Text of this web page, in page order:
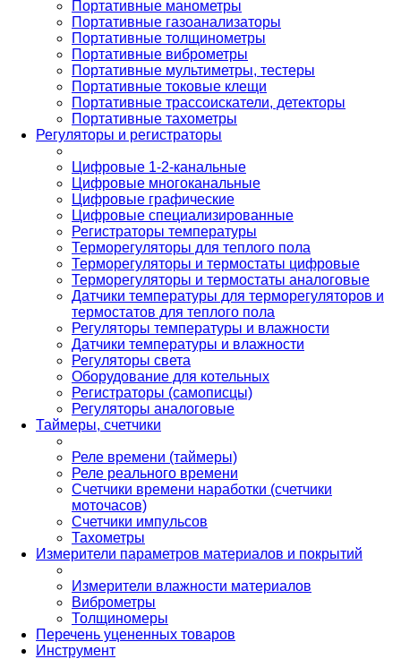
Портативные манометры
Портативные газоанализаторы
Портативные толщинометры
Портативные виброметры
Портативные мультиметры, тестеры
Портативные токовые клещи
Портативные трассоискатели, детекторы
Портативные тахометры
Регуляторы и регистраторы
Цифровые 1-2-канальные
Цифровые многоканальные
Цифровые графические
Цифровые специализированные
Регистраторы температуры
Терморегуляторы для теплого пола
Терморегуляторы и термостаты цифровые
Терморегуляторы и термостаты аналоговые
Датчики температуры для терморегуляторов и
термостатов для теплого пола
Регуляторы температуры и влажности
Датчики температуры и влажности
Регуляторы света
Оборудование для котельных
Регистраторы (самописцы)
Регуляторы аналоговые
Таймеры, счетчики
Реле времени (таймеры)
Реле реального времени
Счетчики времени наработки (счетчики
моточасов)
Счетчики импульсов
Тахометры
Измерители параметров материалов и покрытий
Измерители влажности материалов
Виброметры
Толщиномеры
Перечень уцененных товаров
Инструмент